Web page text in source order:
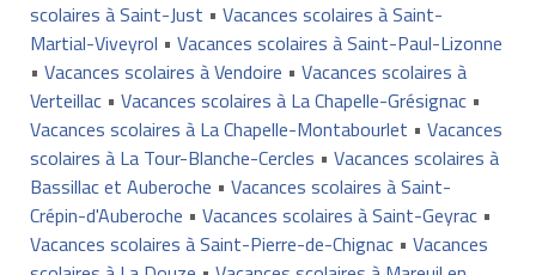
scolaires à Saint-Just • Vacances scolaires à Saint-
Martial-Viveyrol • Vacances scolaires à Saint-Paul-Lizonne
• Vacances scolaires à Vendoire • Vacances scolaires à
Verteillac• Vacances scolaires à La Chapelle-Grésignac•
Vacances scolaires à La Chapelle-Montabourlet • Vacances
scolaires à La Tour-Blanche-Cercles • Vacances scolaires à
Bassillac et Auberoche • Vacances scolaires à Saint-
Crépin-d'Auberoche • Vacances scolaires à Saint-Geyrac•
Vacances scolaires à Saint-Pierre-de-Chignac• Vacances